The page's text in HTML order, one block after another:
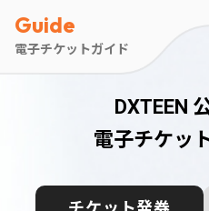
Guide
電子チケットガイド
DXTEEN
電子チケッ